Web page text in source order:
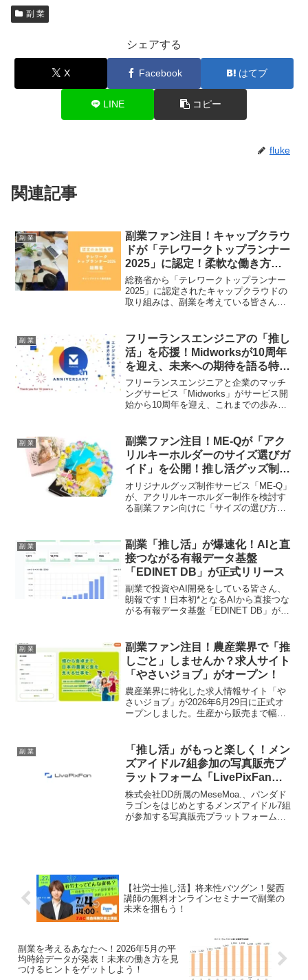
副 業
シェアする
X Facebook はてブ
LINE コピー
fluke
関連記事
副 業
副業ファン注目！キャップクラウ
ドが「テレワークトップランナー
2025」に認定！柔軟な働き方
が、あなたの副業ライフをさらに
加速させるかも？
総務省から「テレワークトップランナー
2025」に認定されたキャップクラウドの
取り組みは、副業を考えている皆さんに
働き方推進が、私たちの副業ライフにど
んな可能性をもたらすのか、その魅力に
迫ります。
副 業
フリーランスエンジニアの「推し
活」を応援！Midworksが10周年
を迎え、未来への期待を語る特設
サイトを公開
フリーランスエンジニアと企業のマッチ
ングサービス「Midworks」がサービス開
始から10周年を迎え、これまでの歩みと
ニアのキャリアを支え、60,000人を超え
る登録者と25,000件の案件実績を持つ
Midworksの最新情報に注目です。
副 業
副業ファン注目！ME-Qが「アク
リルキーホルダーのサイズ選びガ
イド」を公開！推し活グッズ制作
の悩みを解決！
オリジナルグッズ制作サービス「ME-Q」
が、アクリルキーホルダー制作を検討す
る副業ファン向けに「サイズの選び方ガ
制作で失敗しないためのヒントが満載。1
個からの試作も可能で、初めてのグッズ
制作も安心です。
副 業
副業「推し活」が爆速化！AIと直
接つながる有報データ基盤
「EDINET DB」が正式リリース
副業で投資やAI開発をしている皆さん、
朗報です！日本初*となるAIから直接つな
がる有報データ基盤「EDINET DB」が正
し、その注目度は高まるばかり。AIのハ
ルシネーション問題を解決し、全上場企
業の財務データを効率的に分析できるこ
のサービスは、あなたの副業「推し活」
を強力にサポートしてくれること間違い
なし！ローンチキャンペーンで永久半額
のチャンスも。*名寄せ済み日本株有報デ
ータをリモートMCPで提供するサービス
副 業
副業ファン注目！農産業界で「推
しごと」しませんか？求人サイト
「やさいジョブ」がオープン！
農産業界に特化した求人情報サイト「や
さいジョブ」が2026年6月29日に正式オ
ープンしました。生産から販売まで幅広
て、初回3ヶ月間求人掲載費用が完全無料
となるキャンペーンも実施中です。
副 業
「推し活」がもっと楽しく！メン
ズアイドル7組参加の写真販売プ
ラットフォーム「LivePixFan」
本格始動
株式会社DD所属のMeseMoa.、パンダド
ラゴンをはじめとするメンズアイドル7組
が参加する写真販売プラットフォーム
【社労士推し活】将来性バツグン！髪西
講師の無料オンラインセミナーで副業の
未来を掴もう！
副業を考えるあなたへ！2026年5月の平
均時給データが発表！未来の働き方を見
つけるヒントをゲットしよう！